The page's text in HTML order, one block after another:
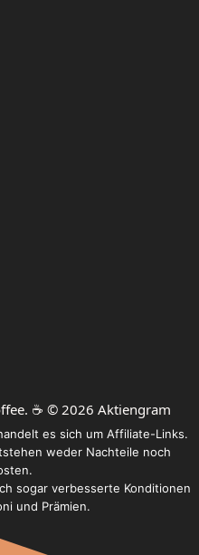
☕️ © 2026 Aktiengram
es sich um Affiliate-Links.
weder Nachteile noch
sogar verbesserte Konditionen
und Prämien.